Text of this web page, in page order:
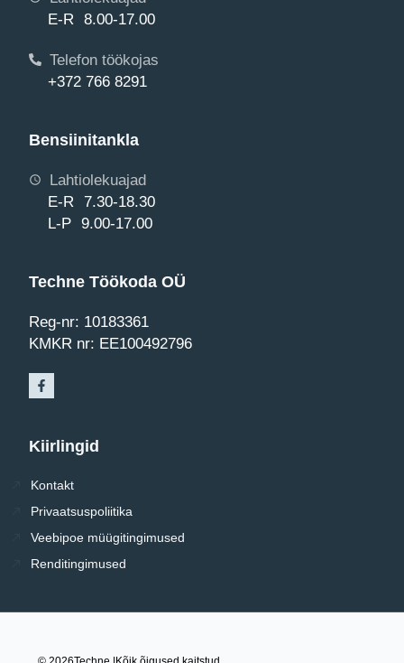
E-R 8.00-17.00
Telefon töökojas
+372 766 8291
Bensiinitankla
Lahtiolekuajad
E-R 7.30-18.30
L-P 9.00-17.00
Techne Töökoda OÜ
Reg-nr: 10183361
KMKR nr: EE100492796
Kiirlingid
Kontakt
Privaatsuspoliitika
Veebipoe müügitingimused
Renditingimused